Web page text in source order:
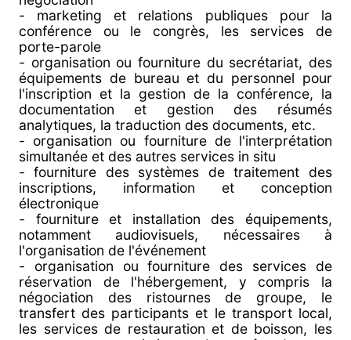
- marketing et relations publiques pour la
conférence ou le congrès, les services de
porte-parole
- organisation ou fourniture du secrétariat, des
équipements de bureau et du personnel pour
l'inscription et la gestion de la conférence, la
documentation et gestion des résumés
analytiques, la traduction des documents, etc.
- organisation ou fourniture de l'interprétation
simultanée et des autres services in situ
- fourniture des systèmes de traitement des
inscriptions, information et conception
électronique
- fourniture et installation des équipements,
notamment audiovisuels, nécessaires à
l'organisation de l'événement
- organisation ou fourniture des services de
réservation de l'hébergement, y compris la
négociation des ristournes de groupe, le
transfert des participants et le transport local,
les services de restauration et de boisson, les